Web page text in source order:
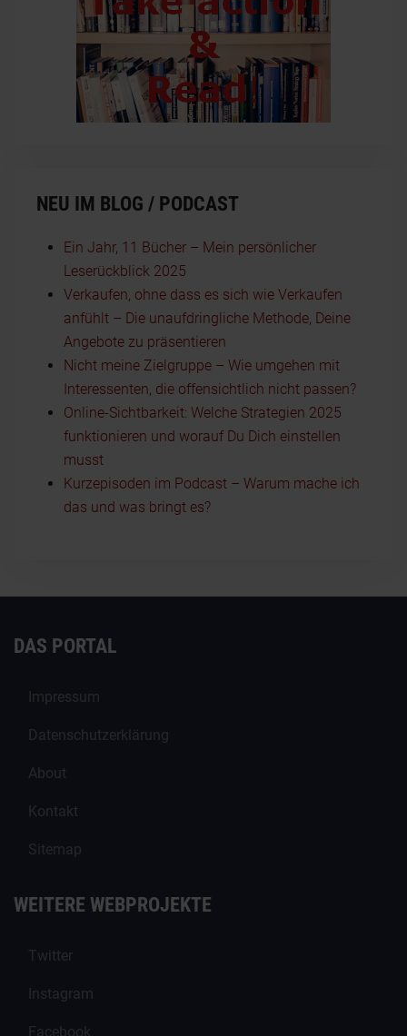
NEU IM BLOG / PODCAST
Ein Jahr, 11 Bücher – Mein persönlicher
Leserückblick 2025
Verkaufen, ohne dass es sich wie Verkaufen
anfühlt – Die unaufdringliche Methode, Deine
Angebote zu präsentieren
Nicht meine Zielgruppe – Wie umgehen mit
Interessenten, die offensichtlich nicht passen?
Online-Sichtbarkeit: Welche Strategien 2025
funktionieren und worauf Du Dich einstellen
musst
Kurzepisoden im Podcast – Warum mache ich
das und was bringt es?
DAS PORTAL
Impressum
Datenschutzerklärung
About
Kontakt
Sitemap
WEITERE WEBPROJEKTE
Twitter
Instagram
Facebook